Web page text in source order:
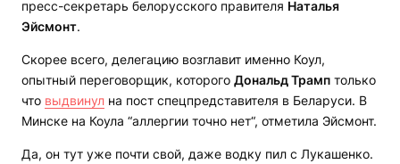
пресс-секретарь белорусского правителя Наталья
Эйсмонт.
Скорее всего, делегацию возглавит именно Коул,
опытный переговорщик, которого Дональд Трамп только
что выдвинул на пост спецпредставителя в Беларуси. В
Минске на Коула “аллергии точно нет“, отметила Эйсмонт.
Да, он тут уже почти свой, даже водку пил с Лукашенко.